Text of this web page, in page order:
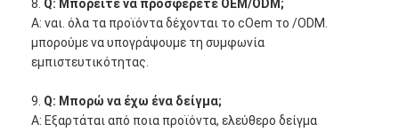
8. Q: Μπορείτε να προσφέρετε OEM/ODM;
Α: ναι. όλα τα προϊόντα δέχονται το cOem το /ODM.
μπορούμε να υπογράψουμε τη συμφωνία
εμπιστευτικότητας.
9. Q: Μπορώ να έχω ένα δείγμα;
Α: Εξαρτάται από ποια προϊόντα, ελεύθερο δείγμα